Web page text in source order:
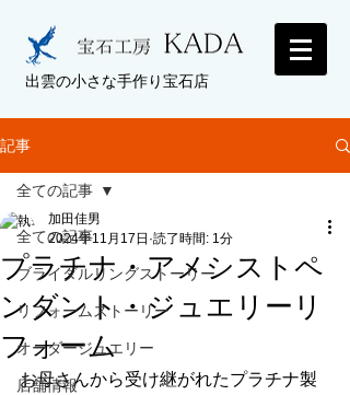
出雲の小さな手作り宝石店
記事
全ての記事
ブライダルリングストーリー
リフォームストーリー
オーダージュエリー
店舗情報
全ての記事
プラチナ・アメシストペ
ンダント・ジュエリーリ
フォーム
加田佳男
2024年11月17日 読了時間: 1分
お母さんから受け継がれたプラチナ製